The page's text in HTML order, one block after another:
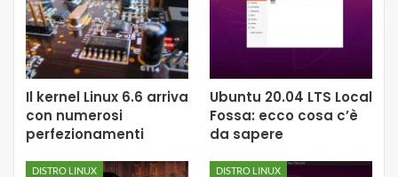
Il kernel Linux 6.6 arriva
con numerosi
perfezionamenti
Ubuntu 20.04 LTS Local
Fossa: ecco cosa c’è
da sapere
DISTRO LINUX DISTRO LINUX